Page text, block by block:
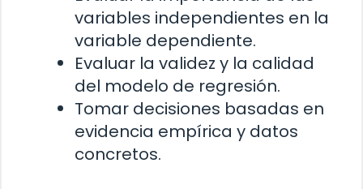
variables independientes en la
variable dependiente.
Evaluar la validez y la calidad
del modelo de regresión.
Tomar decisiones basadas en
evidencia empírica y datos
concretos.